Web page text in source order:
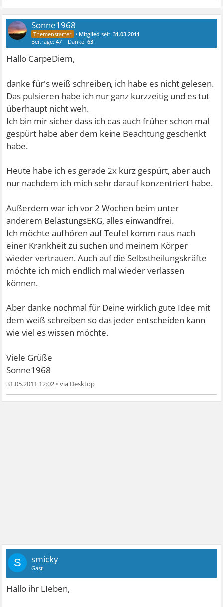
Sonne1968
• Mitglied seit:31.03.2011
Beiträge:47 Danke:63
Hallo CarpeDiem,
danke für's weiß schreiben, ich habe es nicht gelesen.
Das pulsieren habe ich nur ganz kurzzeitig und es tut
überhaupt nicht weh.
Ich bin mir sicher dass ich das auch früher schon mal
gespürt habe aber dem keine Beachtung geschenkt
habe.
Heute habe ich es gerade 2x kurz gespürt, aber auch
nur nachdem ich mich sehr darauf konzentriert habe.
Außerdem war ich vor 2 Wochen beim unter
anderem BelastungsEKG, alles einwandfrei.
Ich möchte aufhören auf Teufel komm raus nach
einer Krankheit zu suchen und meinem Körper
wieder vertrauen. Auch auf die Selbstheilungskräfte
möchte ich mich endlich mal wieder verlassen
können.
Aber danke nochmal für Deine wirklich gute Idee mit
dem weiß schreiben so das jeder entscheiden kann
wie viel es wissen möchte.
Viele Grüße
Sonne1968
31.05.2011 12:02 •
S smicky
Gast
Hallo ihr LIeben,